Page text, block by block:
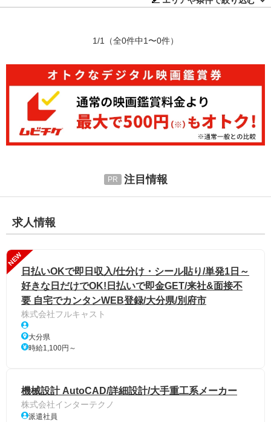
1/1 （全0件中1〜0件）
注目情報
求人情報
NEW
日払いOKで即日収入/仕分け・シール貼り/単発1日～
好きな日だけでOK!日払いで即金GET/来社&面接不
要 自宅でカンタンWEB登録/大分県/別府市
株式会社フルキャスト
大分県
時給1,100円～
機械設計 AutoCAD/詳細設計/大手重工系メーカー
株式会社インターテクノ
派遣社員